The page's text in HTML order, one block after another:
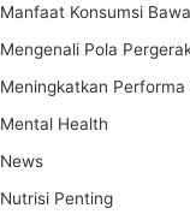
Manfaat Konsumsi
Mengenali Pola
Meningkatkan Performa
Mental Health
News
Nutrisi Penting